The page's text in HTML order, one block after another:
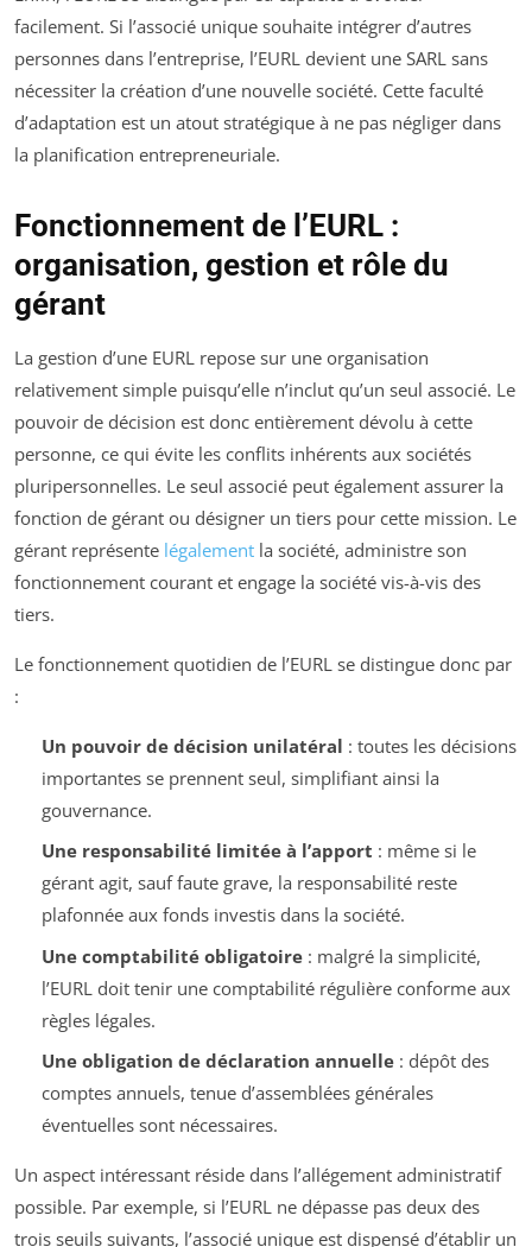
facilement. Si l’associé unique souhaite intégrer d’autres
personnes dans l’entreprise, l’EURL devient une SARL sans
nécessiter la création d’une nouvelle société. Cette faculté
d’adaptation est un atout stratégique à ne pas négliger dans
la planification entrepreneuriale.
Fonctionnement de l’EURL :
organisation, gestion et rôle du
gérant
La gestion d’une EURL repose sur une organisation
relativement simple puisqu’elle n’inclut qu’un seul associé. Le
pouvoir de décision est donc entièrement dévolu à cette
personne, ce qui évite les conflits inhérents aux sociétés
pluripersonnelles. Le seul associé peut également assurer la
fonction de gérant ou désigner un tiers pour cette mission. Le
gérant représente légalement la société, administre son
fonctionnement courant et engage la société vis-à-vis des
tiers.
Le fonctionnement quotidien de l’EURL se distingue donc par
:
Un pouvoir de décision unilatéral : toutes les décisions
importantes se prennent seul, simplifiant ainsi la
gouvernance.
Une responsabilité limitée à l’apport : même si le
gérant agit, sauf faute grave, la responsabilité reste
plafonnée aux fonds investis dans la société.
Une comptabilité obligatoire: malgré la simplicité,
l’EURL doit tenir une comptabilité régulière conforme aux
règles légales.
Une obligation de déclaration annuelle: dépôt des
comptes annuels, tenue d’assemblées générales
éventuelles sont nécessaires.
Un aspect intéressant réside dans l’allégement administratif
possible. Par exemple, si l’EURL ne dépasse pas deux des
trois seuils suivants, l’associé unique est dispensé d’établir un